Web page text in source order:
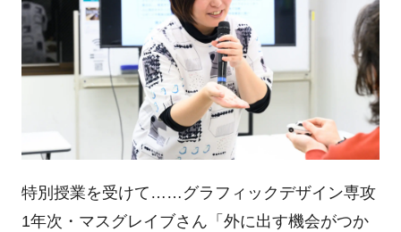
特別授業を受けて……グラフィックデザイン専攻
1年次・マスグレイブさん「外に出す機会がつか